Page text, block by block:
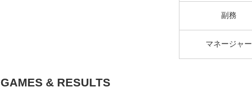
副務
マネージャー
GAMES & RESULTS